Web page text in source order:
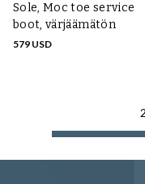
Sole, Moc toe service
boot, värjäämätön
579 USD